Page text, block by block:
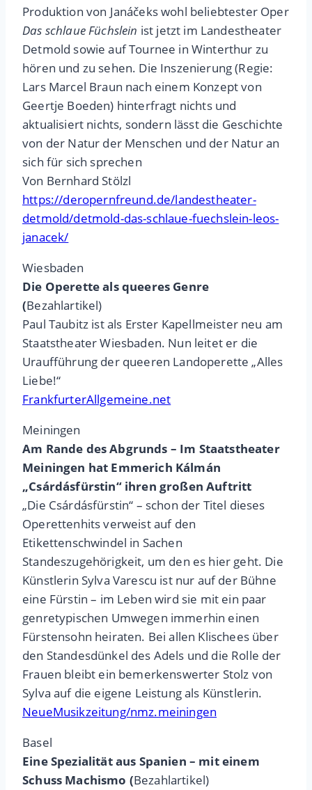
Produktion von Janáčeks wohl beliebtester Oper
Das schlaue Füchslein ist jetzt im Landestheater
Detmold sowie auf Tournee in Winterthur zu
hören und zu sehen. Die Inszenierung (Regie:
Lars Marcel Braun nach einem Konzept von
Geertje Boeden) hinterfragt nichts und
aktualisiert nichts, sondern lässt die Geschichte
von der Natur der Menschen und der Natur an
sich für sich sprechen
Von Bernhard Stölzl
https://deropernfreund.de/landestheater-
detmold/detmold-das-schlaue-fuechslein-leos-
janacek/
Wiesbaden
Die Operette als queeres Genre
(Bezahlartikel)
Paul Taubitz ist als Erster Kapellmeister neu am
Staatstheater Wiesbaden. Nun leitet er die
Uraufführung der queeren Landoperette „Alles
Liebe!“
FrankfurterAllgemeine.net
Meiningen
Am Rande des Abgrunds – Im Staatstheater
Meiningen hat Emmerich Kálmán
„Csárdásfürstin“ ihren großen Auftritt
„Die Csárdásfürstin“ – schon der Titel dieses
Operettenhits verweist auf den
Etikettenschwindel in Sachen
Standeszugehörigkeit, um den es hier geht. Die
Künstlerin Sylva Varescu ist nur auf der Bühne
eine Fürstin – im Leben wird sie mit ein paar
genretypischen Umwegen immerhin einen
Fürstensohn heiraten. Bei allen Klischees über
den Standesdünkel des Adels und die Rolle der
Frauen bleibt ein bemerkenswerter Stolz von
Sylva auf die eigene Leistung als Künstlerin.
NeueMusikzeitung/nmz.meiningen
Basel
Eine Spezialität aus Spanien – mit einem
Schuss Machismo (Bezahlartikel)